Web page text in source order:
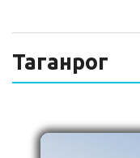
Таганрог